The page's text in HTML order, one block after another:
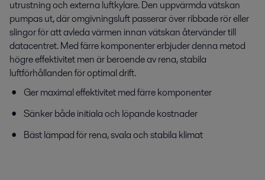
utrustning och externa luftkylare. Den uppvärmda vätskan
pumpas ut, där omgivningsluft passerar över ribbade rör eller
slingor för att avleda värmen innan vätskan återvänder till
datacentret. Med färre komponenter erbjuder denna metod
högre effektivitet men är beroende av rena, stabila
luftförhållanden för optimal drift.
Ger maximal effektivitet med färre komponenter
Sänker både initiala och löpande kostnader
Bäst lämpad för rena, svala och stabila klimat